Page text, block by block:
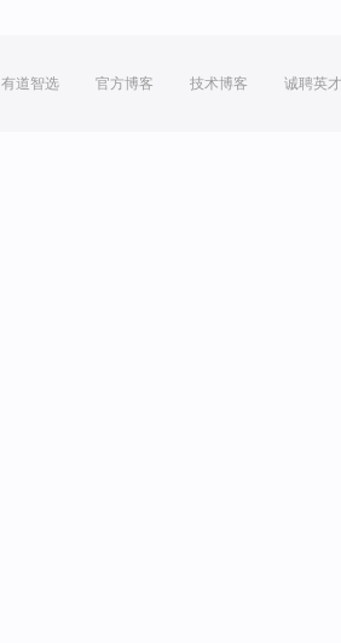
有道智选 官方博客 技术博客 诚聘英才